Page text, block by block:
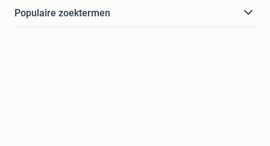
Populaire zoektermen